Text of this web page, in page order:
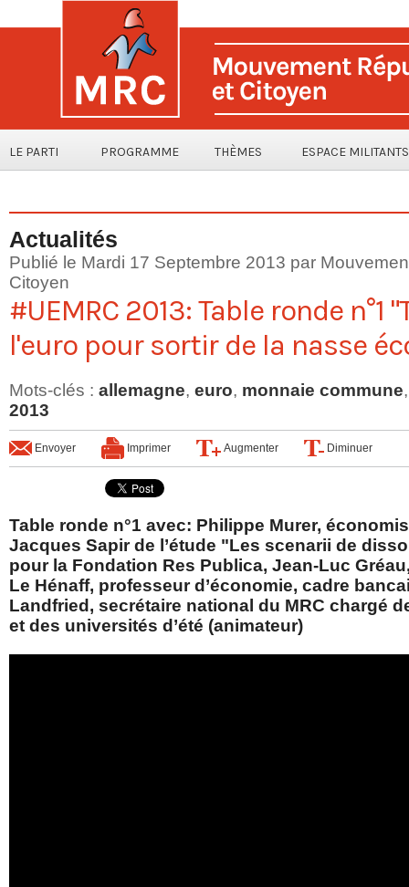
LE PARTI PROGRAMME THÈMES ESPACE MILITANTS
Actualités
Publié le Mardi 17 Septembre 2013 par
Citoyen
#UEMRC 2013: Table ronde n°1
l'euro pour sortir de la nasse
Mots-clés : allemagne, euro, monnaie commune
2013
Envoyer Imprimer Augmenter Diminuer
Table ronde n°1 avec: Philippe Murer,
Jacques Sapir de l’étude "Les scenarii de
pour la Fondation Res Publica, Jean-Luc
Le Hénaff, professeur d’économie, cadre
Landfried, secrétaire national du MRC chargé
et des universités d’été (animateur)